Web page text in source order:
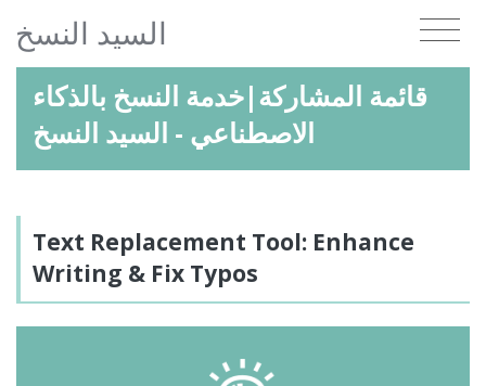
السيد النسخ
قائمة المشاركة|خدمة النسخ بالذكاء
الاصطناعي - السيد النسخ
Text Replacement Tool: Enhance
Writing & Fix Typos